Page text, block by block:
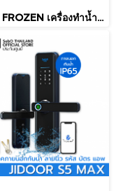
SebO FROZEN เครื่องทำน้ำแข็งเกล็ด น้ำแข็งก้อน น้ำเย็นเจี๊ยบ กดไม่ต้องตัก ต่อน้ำตรง ทำน้ำแข็งรวดเร็ว 18ลิตร/วัน พร้อมแอพ